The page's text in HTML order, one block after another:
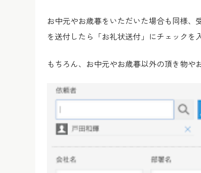
お中元やお歳暮をいただいた場合も同様
を送付したら「お礼状送付」にチェックを
もちろん、お中元やお歳暮以外の頂き物や